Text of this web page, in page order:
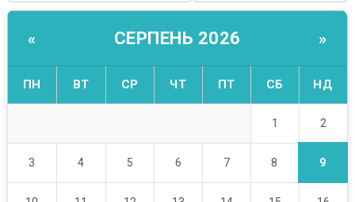
« СЕРПЕНЬ 2026 »
ПН ВТ СР ЧТ ПТ СБ НД
1 2
3 4 5 6 7 8 9